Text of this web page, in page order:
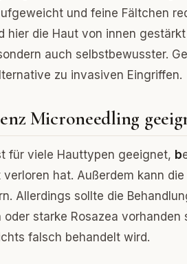
und feine Fältchen
hier die Haut von innen
auch selbstbewusster.
zu invasiven Eingriffen.
Microneedling
für viele Hauttypen geeignet, b
hat. Außerdem kann
Allerdings sollte die
starke Rosazea
falsch behandelt wird.